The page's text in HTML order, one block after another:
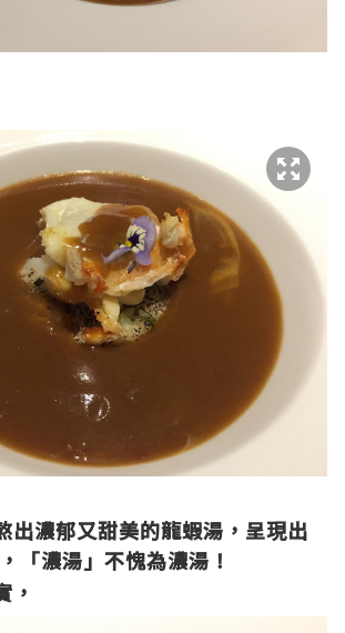
出濃郁又甜美的龍蝦湯，呈現出
，「濃湯」不愧為濃湯！
，